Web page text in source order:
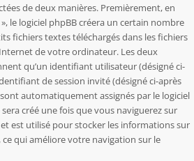
de deux manières. Premièrement, en
le logiciel phpBB créera un certain nombre
fichiers textes téléchargés dans les fichiers
de votre ordinateur. Les deux
qu’un identifiant utilisateur (désigné ci-
de session invité (désigné ci-après
automatiquement assignés par le logiciel
créé une fois que vous naviguerez sur
et est utilisé pour stocker les informations sur
ce qui améliore votre navigation sur le